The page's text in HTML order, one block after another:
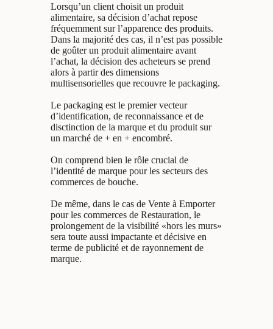
Lorsqu’un client choisit un produit
alimentaire, sa décision d’achat repose
fréquemment sur l’apparence des produits.
Dans la majorité des cas, il n’est pas possible
de goûter un produit alimentaire avant
l’achat, la décision des acheteurs se prend
alors à partir des dimensions
multisensorielles que recouvre le packaging.
Le packaging est le premier vecteur
d’identification, de reconnaissance et de
disctinction de la marque et du produit sur
un marché de + en + encombré.
On comprend bien le rôle crucial de
l’identité de marque pour les secteurs des
commerces de bouche.
De même, dans le cas de Vente à Emporter
pour les commerces de Restauration, le
prolongement de la visibilité «hors les murs»
sera toute aussi impactante et décisive en
terme de publicité et de rayonnement de
marque.